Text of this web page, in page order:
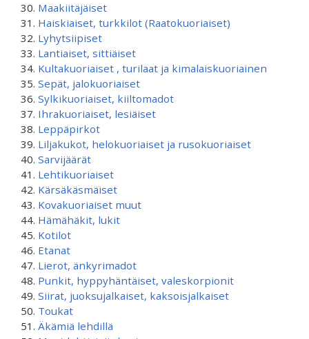
Maakiitäjäiset
Haiskiaiset, turkkilot (Raatokuoriaiset)
Lyhytsiipiset
Lantiaiset, sittiäiset
Kultakuoriaiset , turilaat ja kimalaiskuoriainen
Sepät, jalokuoriaiset
Sylkikuoriaiset, kiiltomadot
Ihrakuoriaiset, lesiäiset
Leppäpirkot
Liljakukot, helokuoriaiset ja rusokuoriaiset
Sarvijäärät
Lehtikuoriaiset
Kärsäkäsmäiset
Kovakuoriaiset muut
Hämähäkit, lukit
Kotilot
Etanat
Lierot, änkyrimadot
Punkit, hyppyhäntäiset, valeskorpionit
Siirat, juoksujalkaiset, kaksoisjalkaiset
Toukat
Äkämiä lehdillä